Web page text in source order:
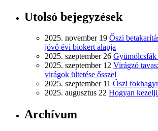
Utolsó bejegyzések
2025. november 19 Őszi
jövő évi biokert alapja
2025. szeptember 26 Gyümölcsfák
2025. szeptember 12 Virágzó
virágok ültetése ősszel
2025. szeptember 11 Őszi
2025. augusztus 22 Hogyan
Archívum